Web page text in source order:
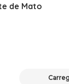
de Mato